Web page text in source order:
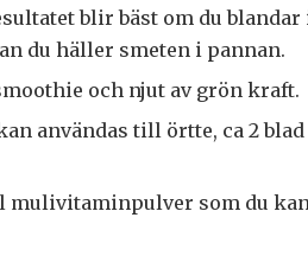
blir bäst om du
du häller smeten i pannan.
och njut av grön kraft.
användas till örtte, ca 2
mulivitaminpulver som du